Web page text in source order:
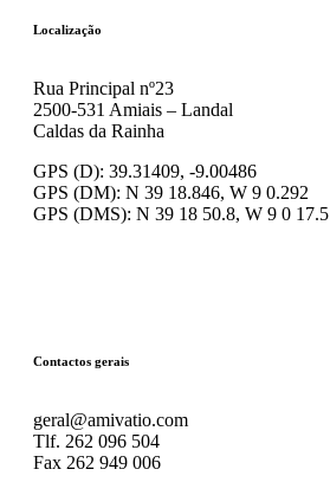
Localização
Rua Principal nº23
2500-531 Amiais – Landal
Caldas da Rainha
GPS (D): 39.31409, -9.00486
GPS (DM): N 39 18.846, W 9 0.292
GPS (DMS): N 39 18 50.8, W 9 0 17.5
Contactos gerais
geral@amivatio.com
Tlf. 262 096 504
Fax 262 949 006